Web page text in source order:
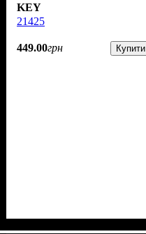
KEY
21425
449.00грн Купити